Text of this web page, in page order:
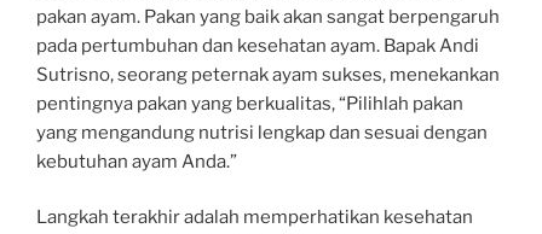
pakan ayam. Pakan yang baik akan sangat berpengaruh
pada pertumbuhan dan kesehatan ayam. Bapak Andi
Sutrisno, seorang peternak ayam sukses, menekankan
pentingnya pakan yang berkualitas, “Pilihlah pakan
yang mengandung nutrisi lengkap dan sesuai dengan
kebutuhan ayam Anda.”
Langkah terakhir adalah memperhatikan kesehatan